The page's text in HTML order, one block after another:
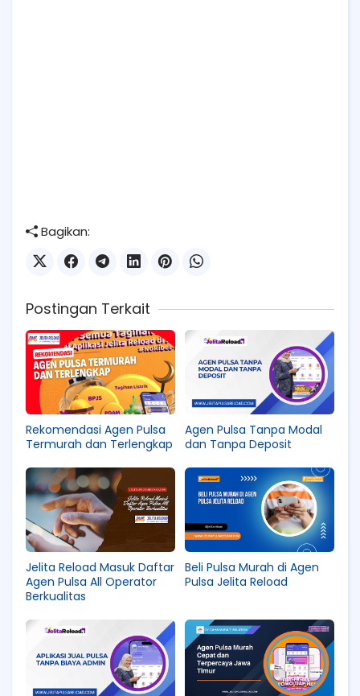
Bagikan:
Postingan Terkait
Rekomendasi Agen Pulsa
Termurah dan Terlengkap
Agen Pulsa Tanpa Modal
dan Tanpa Deposit
Jelita Reload Masuk Daftar
Agen Pulsa All Operator
Berkualitas
Beli Pulsa Murah di Agen
Pulsa Jelita Reload